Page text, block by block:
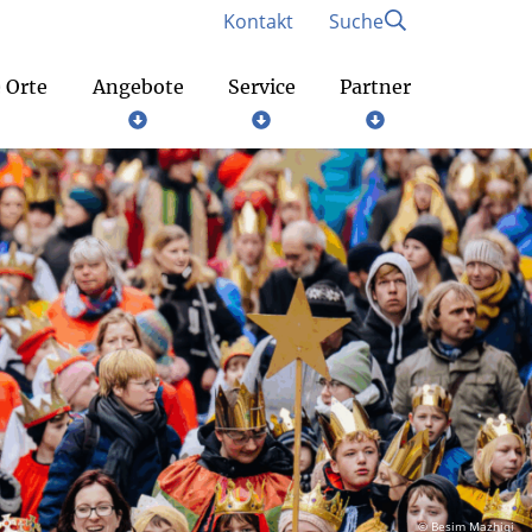
Orte Angebote Service Partner
Kontakt Suche
© Besim Mazhiqi